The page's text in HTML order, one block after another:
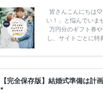
皆さんこんにちは
い！」と悩んでいま
万円分のギフト券
し、サイトごとに特
ンペーン特典ランキ
補を絞れる
【完全保存版】結婚式準備は
*